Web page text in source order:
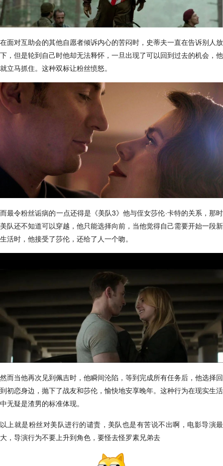
在面对互助会的其他自愿者倾诉内心的苦闷时，史蒂夫一直在告诉别人放
下，但是轮到自己时他却无法释怀，一旦出现了可以回到过去的机会，他
就立马抓住。这种双标让粉丝愤怒。
而最令粉丝诟病的一点还得是《美队3》他与侄女莎伦·卡特的关系，那时
美队还不知道可以穿越，他只能选择向前，当他觉得自己需要开始一段新
生活时，他接受了莎伦，还给了人一个吻。
然而当他再次见到佩吉时，他瞬间沦陷，等到完成所有任务后，他选择回
到初恋身边，抛下了战友和莎伦，愉快地安享晚年。这种行为在现实生活
中无疑是渣男的标准体现。
以上就是粉丝对美队进行的谴责，美队也是有苦说不出啊，电影导演最
大，导演行为不要上升到角色，要怪去怪罗素兄弟去